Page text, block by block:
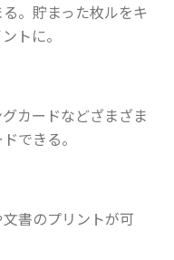
。貯まった枚ルをキ
トに。
カードなどざまざま
できる。
書のプリントが可